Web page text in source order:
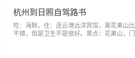
杭州到日照自驾路书
吃：海鲜。住：连云港远洋宾馆，离花果山
不错，但是卫生不是很好。景点：花果山，
国文明风景旅游区示范点。景区面积84.3平